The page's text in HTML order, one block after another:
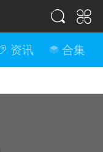
资讯 合集